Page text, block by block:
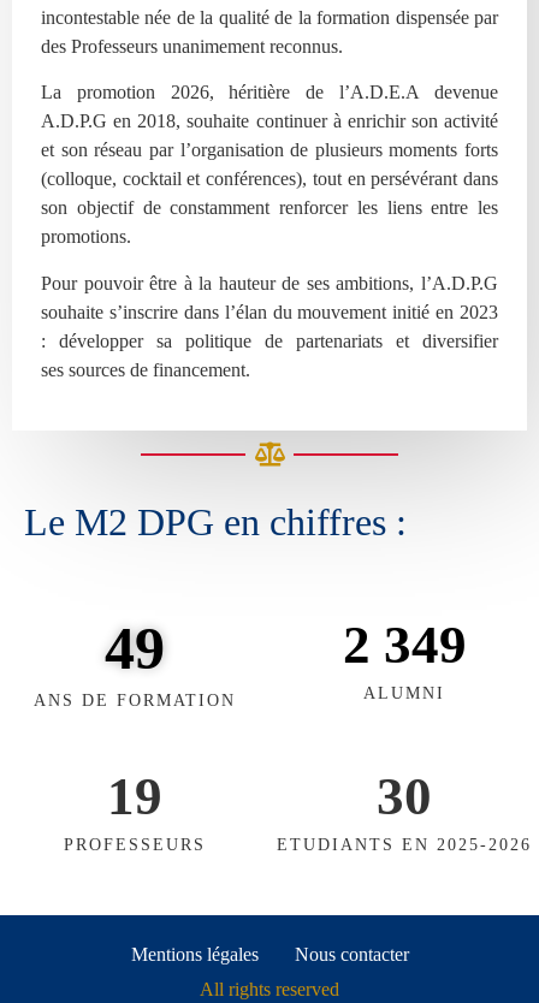
incontestable née de la qualité de la formation dispensée par
des Professeurs unanimement reconnus.
La promotion 2026, héritière de l’A.D.E.A devenue
A.D.P.G en 2018, souhaite continuer à enrichir son activité
et son réseau par l’organisation de plusieurs moments forts
(colloque, cocktail et conférences), tout en persévérant dans
son objectif de constamment renforcer les liens entre les
promotions.
Pour pouvoir être à la hauteur de ses ambitions, l’A.D.P.G
souhaite s’inscrire dans l’élan du mouvement initié en 2023
: développer sa politique de partenariats et diversifier
ses sources de financement.
Le M2 DPG en chiffres :
ANS DE FORMATION
49
ALUMNI
2 349
PROFESSEURS
19
ETUDIANTS EN 2025-2026
30
Mentions légales
Nous contacter
All rights reserved